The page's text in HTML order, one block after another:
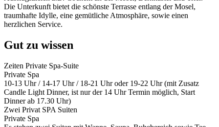
Die Unterkunft bietet die schönste Terrasse entlang der Mosel,
traumhafte Idylle, eine gemütliche Atmosphäre, sowie einen
herzlichen Service.
Gut zu wissen
Zeiten Private Spa-Suite
Private Spa
10-13 Uhr / 14-17 Uhr / 18-21 Uhr oder 19-22 Uhr (mit Zusatz
Candle Light Dinner, ist nur der 14 Uhr Termin möglich, Start
Dinner ab 17.30 Uhr)
Zwei Privat SPA Suiten
Private Spa